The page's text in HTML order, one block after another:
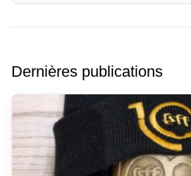
Dernières publications